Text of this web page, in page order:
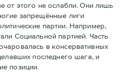
от этого не ослабли. Они лишь
запрещённые лиги
партии. Например,
Социальной партией. Часть
в консервативных
последнего шага, и
позиции.